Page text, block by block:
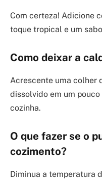
Com certeza! Adicione
toque tropical e um
Como deixar a
Acrescente uma colher
dissolvido em um
cozinha.
O que fazer se o
cozimento?
Diminua a temperatura